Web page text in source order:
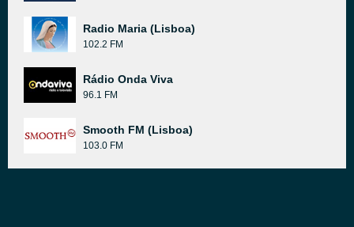
Radio Maria (Lisboa)
102.2 FM
Rádio Onda Viva
96.1 FM
Smooth FM (Lisboa)
103.0 FM